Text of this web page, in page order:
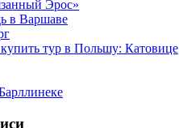
Эрос»
в Варшаве
тур в Польшу: Катовице